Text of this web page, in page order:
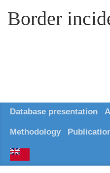
Border
Database presentation
Methodology